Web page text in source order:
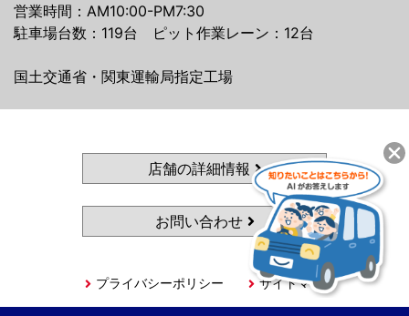
営業時間：AM10:00-PM7:30
駐車場台数：119台 ピット作業レーン：12台
国土交通省・関東運輸局指定工場
店舗の詳細情報
お問い合わせ
プライバシーポリシー サイトマップ